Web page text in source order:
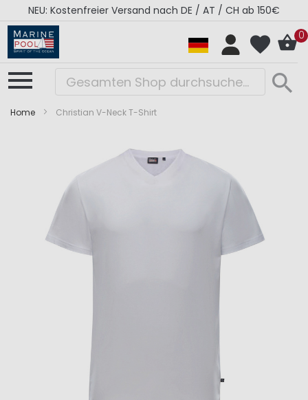
NEU: Kostenfreier Versand nach DE / AT / CH ab 150€
0
Home Christian V-Neck T-Shirt
Bildergalerie
springen
Bildergalerie
springen